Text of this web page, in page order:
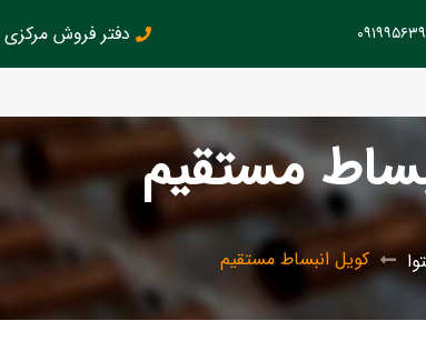
دفتر فروش مرکزی :
مستقیم
کویل انبساط مستقیم